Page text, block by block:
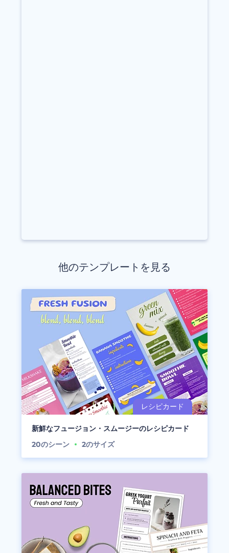
他のテンプレートを見る
新鮮なフュージョン・スムージーのレシピカード
20のシーン 2のサイズ